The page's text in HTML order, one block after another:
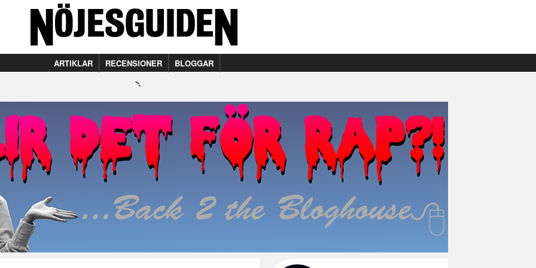
ARTIKLAR RECENSIONER BLOGGAR